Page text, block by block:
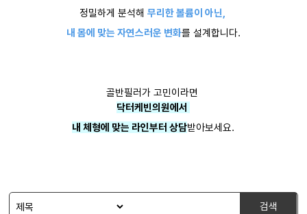
정밀하게 분석해 무리한 볼륨이 아닌,
내 몸에 맞는 자연스러운 변화를 설계합니다.
골반필러가 고민이라면
닥터케빈의원에서
내 체형에 맞는 라인부터 상담받아보세요.
검색